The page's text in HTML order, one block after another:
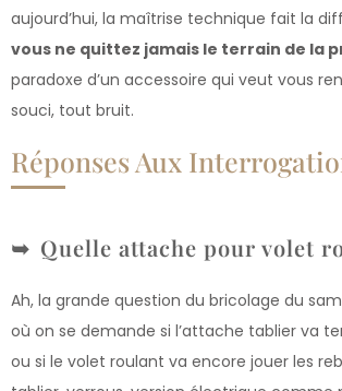
aujourd’hui, la maîtrise technique fait la
vous ne quittez jamais le terrain de la
paradoxe d’un accessoire qui veut vous
souci, tout bruit.
Réponses Aux
Quelle attache pour volet
Ah, la grande question du bricolage du
où on se demande si l’attache tablier va
ou si le volet roulant va encore jouer les